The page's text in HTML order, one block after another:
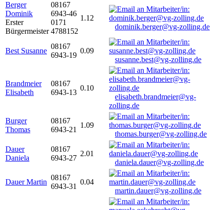
Berger
Dominik
Erster
Bürgermeister
08167
6943-46
0171
4788152
1.12
dominik.berger@vg-zolling.de
Best Susanne
08167
6943-19
0.09
susanne.best@vg-zolling.de
Brandmeier
Elisabeth
08167
6943-13
0.10
elisabeth.brandmeier@vg-
zolling.de
Burger
Thomas
08167
6943-21
1.09
thomas.burger@vg-zolling.de
Dauer
Daniela
08167
6943-27
2.01
daniela.dauer@vg-zolling.de
Dauer Martin
08167
6943-31
0.04
martin.dauer@vg-zolling.de